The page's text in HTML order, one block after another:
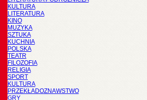
KULTURA
LITERATURA
KINO
MUZYKA
SZTUKA
KUCHNIA
POLSKA
TEATR
FILOZOFIA
RELIGIA
SPORT
KULTURA
PRZEKŁADOZNAWSTWO
GRY